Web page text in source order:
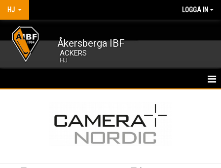
HJ LOGGA IN
Åkersberga IBF
ACKERS
HJ